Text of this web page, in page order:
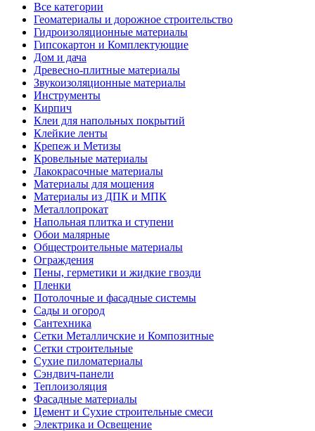
Все категории
Геоматериалы и дорожное строительство
Гидроизоляционные материалы
Гипсокартон и Комплектующие
Дом и дача
Древесно-плитные материалы
Звукоизоляционные материалы
Инструменты
Кирпич
Клеи для напольных покрытий
Клейкие ленты
Крепеж и Метизы
Кровельные материалы
Лакокрасочные материалы
Материалы для мощения
Материалы из ДПК и МПК
Металлопрокат
Напольная плитка и ступени
Обои малярные
Общестроительные материалы
Ограждения
Пены, герметики и жидкие гвозди
Пленки
Потолочные и фасадные системы
Сады и огород
Сантехника
Сетки Металличские и Композитные
Сетки строительные
Сухие пиломатериалы
Сэндвич-панели
Теплоизоляция
Фасадные материалы
Цемент и Сухие строительные смеси
Электрика и Освещение